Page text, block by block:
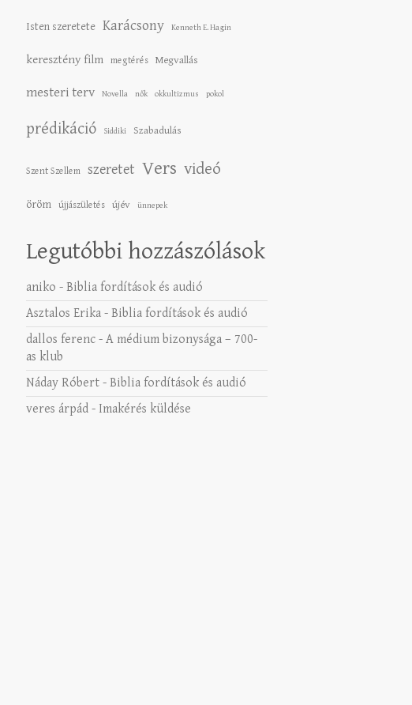
Isten szeretete Karácsony Kenneth E. Hagin
keresztény film megtérés Megvallás
mesteri terv Novella nők okkultizmus pokol
prédikáció Siddiki Szabadulás
Szent Szellem szeretet Vers videó
öröm újjászületés újév ünnepek
Legutóbbi hozzászólások
aniko -Biblia fordítások és audió
Asztalos Erika -Biblia fordítások és audió
dallos ferenc -A médium bizonysága – 700-
as klub
Náday Róbert -Biblia fordítások és audió
veres árpád - Imakérés küldése